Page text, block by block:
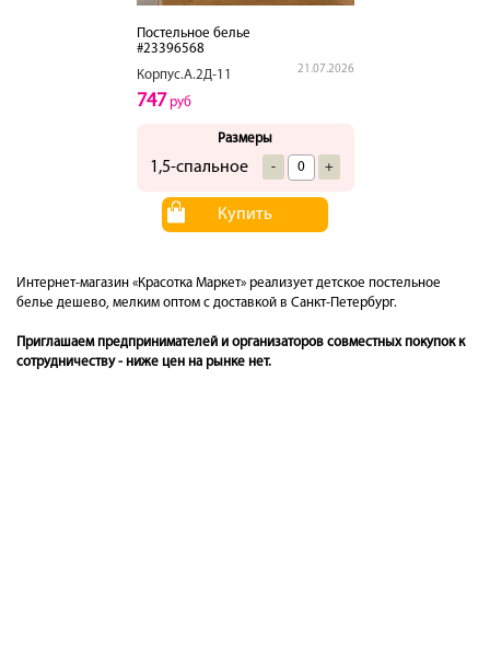
Постельное белье
#23396568
Корпус.А.2Д-11
21.07.2026
747 руб
Размеры
1,5-спальное - +
Купить
Интернет-магазин «Красотка Маркет» реализует детское постельное
белье дешево, мелким оптом с доставкой в Санкт-Петербург.
Приглашаем предпринимателей и организаторов совместных покупок к
сотрудничеству - ниже цен на рынке нет.